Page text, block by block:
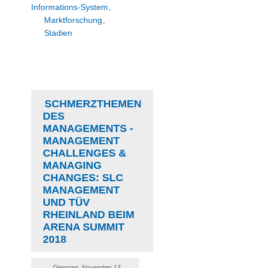
Informations-System ,
Marktforschung ,
Stadien
SCHMERZTHEMEN
DES
MANAGEMENTS -
MANAGEMENT
CHALLENGES &
MANAGING
CHANGES: SLC
MANAGEMENT
UND TÜV
RHEINLAND BEIM
ARENA SUMMIT
2018